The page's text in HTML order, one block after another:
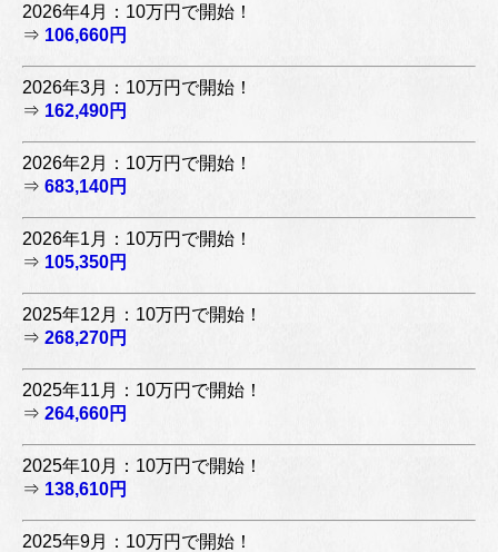
2026年4月：10万円で開始！
⇒ 106,660円
2026年3月：10万円で開始！
⇒ 162,490円
2026年2月：10万円で開始！
⇒ 683,140円
2026年1月：10万円で開始！
⇒ 105,350円
2025年12月：10万円で開始！
⇒ 268,270円
2025年11月：10万円で開始！
⇒ 264,660円
2025年10月：10万円で開始！
⇒ 138,610円
2025年9月：10万円で開始！